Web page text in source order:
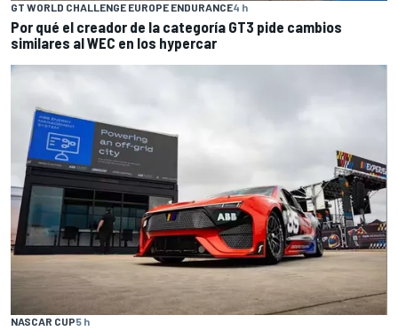
GT WORLD CHALLENGE EUROPE ENDURANCE4 h
Por qué el creador de la categoría GT3 pide cambios
similares al WEC en los hypercar
NASCAR CUP5 h